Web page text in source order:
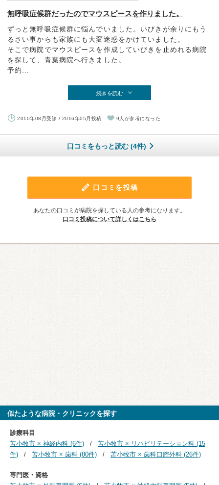
無呼吸症候群だったのでマウスピースを作りました。
ずっと無呼吸症候群に悩んでいました。いびきが余りにもう
るさい事からも家族にも大変迷惑をかけていました。
そこで病院でマウスピースを作成していびきを止めれる病院
を探して、青葉病院へ行きました。
予約...
続きを読む
2010年08月受診 / 2016年05月投稿 9人が参考になった
口コミをもっと読む (4件)
口コミを投稿
あなたの口コミが病院を探している人の参考になります。
口コミ投稿について詳しくはこちら
似たような病院・クリニックを探す
診療科目
苫小牧市 × 神経内科 (6件)
苫小牧市 × リハビリテーション科 (15
件)
苫小牧市 × 歯科 (80件) 苫小牧市 × 歯科口腔外科 (26件)
専門医・資格